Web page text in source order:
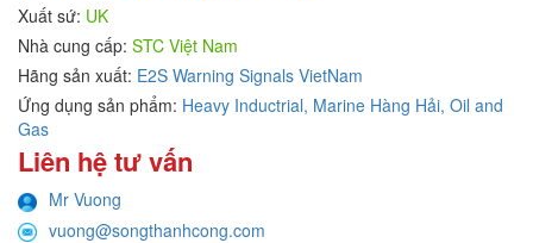
Xuất sứ: UK
Nhà cung cấp: STC Việt Nam
Hãng sản xuất: E2S Warning Signals VietNam
Ứng dụng sản phẩm: Heavy Inductrial, Marine Hàng Hải, Oil and
Gas
Liên hệ tư vấn
Mr Vuong
vuong@songthanhcong.com